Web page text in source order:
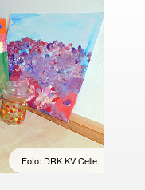
Foto: DRK KV Celle